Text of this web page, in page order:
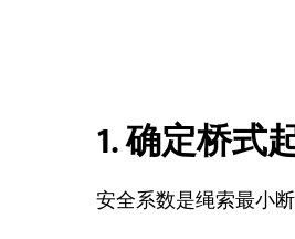
1. 确定桥式
安全系数是绳索最小